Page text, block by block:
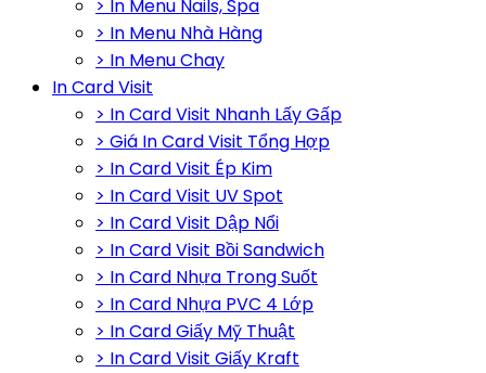
> In Menu Nails, Spa
> In Menu Nhà Hàng
> In Menu Chay
In Card Visit
> In Card Visit Nhanh Lấy Gấp
> Giá In Card Visit Tổng Hợp
> In Card Visit Ép Kim
> In Card Visit UV Spot
> In Card Visit Dập Nổi
> In Card Visit Bồi Sandwich
> In Card Nhựa Trong Suốt
> In Card Nhựa PVC 4 Lớp
> In Card Giấy Mỹ Thuật
> In Card Visit Giấy Kraft